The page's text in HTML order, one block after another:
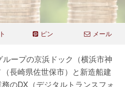
ピン メール
ープの京浜ドック（横浜市神
長崎県佐世保市）と新造船建
のDX（デジタルトランスフォ